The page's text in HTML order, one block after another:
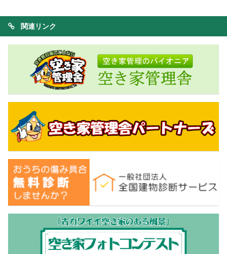
関連リンク